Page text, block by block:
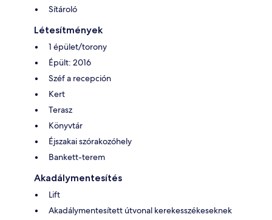
Sítároló
Létesítmények
1 épület/torony
Épült: 2016
Széf a recepción
Kert
Terasz
Könyvtár
Éjszakai szórakozóhely
Bankett-terem
Akadálymentesítés
Lift
Akadálymentesített útvonal kerekesszékeseknek